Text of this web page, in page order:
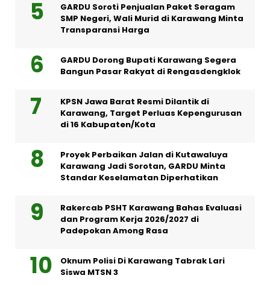
GARDU Soroti Penjualan Paket Seragam
SMP Negeri, Wali Murid di Karawang Minta
Transparansi Harga
GARDU Dorong Bupati Karawang Segera
Bangun Pasar Rakyat di Rengasdengklok
KPSN Jawa Barat Resmi Dilantik di
Karawang, Target Perluas Kepengurusan
di 16 Kabupaten/Kota
Proyek Perbaikan Jalan di Kutawaluya
Karawang Jadi Sorotan, GARDU Minta
Standar Keselamatan Diperhatikan
Rakercab PSHT Karawang Bahas Evaluasi
dan Program Kerja 2026/2027 di
Padepokan Among Rasa
Oknum Polisi Di Karawang Tabrak Lari
Siswa MTSN 3